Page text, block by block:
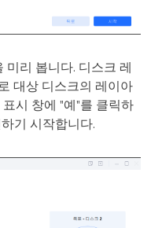
리 봅니다. 디스크 레
대상 디스크의 레이아
시 창에 "예"를 클릭하
기 시작합니다.